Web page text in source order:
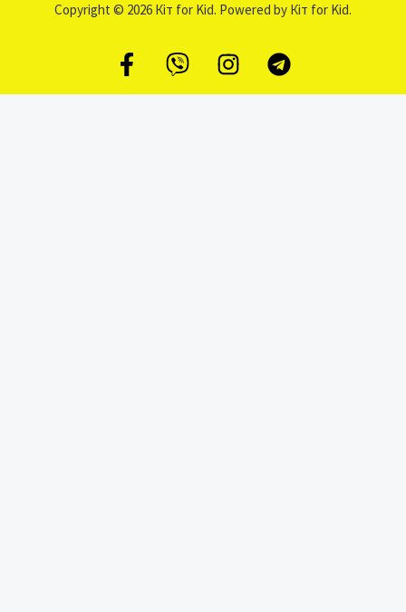
Copyright © 2026 Кіт for Kid. Powered by Кіт for Kid.